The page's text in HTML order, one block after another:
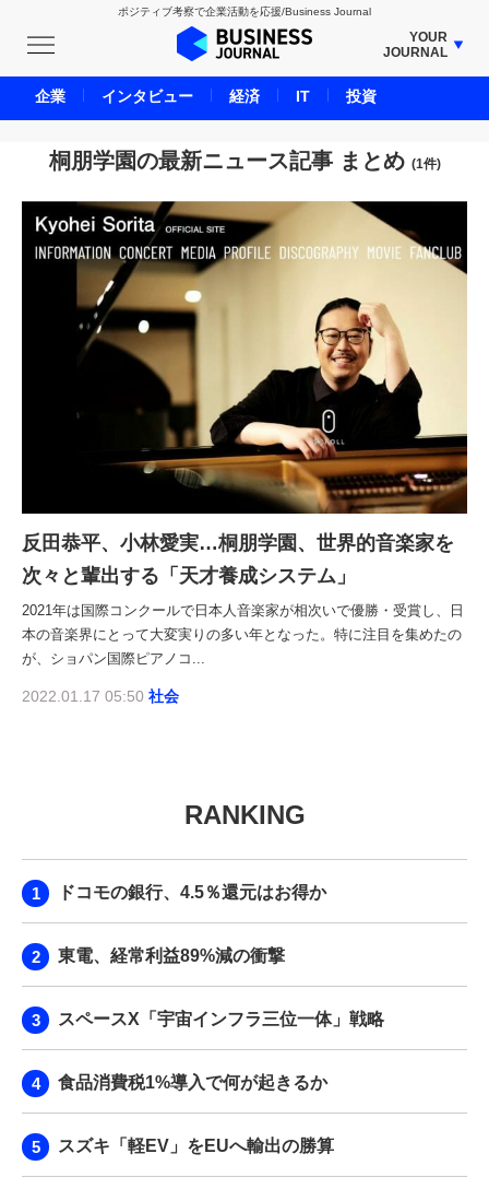
ポジティブ考察で企業活動を応援/Business Journal
YOUR
JOURNAL
BUSINESS JOURNAL
UNICORN JOURNAL
CARBON CREDITS JOURNAL
ENERGY MANAGEMENT JOURNAL
INBOUND JOURNAL
LIFE ENDING JOURNAL
AI JOURNAL
REAL ESTATE BROKERAGE JOURNAL
SMART MARKETING JOURNAL
BPaaS JOURNAL
ADOPTABLE DOG JOURNAL
桐朋学園の最新ニュース記事 まとめ (1件)
反田恭平、小林愛実…桐朋学園、世界的音楽家を
次々と輩出する「天才養成システム」
2021年は国際コンクールで日本人音楽家が相次いで優勝・受賞し、日
本の音楽界にとって大変実りの多い年となった。特に注目を集めたの
が、ショパン国際ピアノコ...
2022.01.17 05:50 社会
RANKING
ドコモの銀行、4.5％還元はお得か
東電、経常利益89%減の衝撃
スペースX「宇宙インフラ三位一体」戦略
食品消費税1%導入で何が起きるか
スズキ「軽EV」をEUへ輸出の勝算
企業 インタビュー 経済 IT 投資